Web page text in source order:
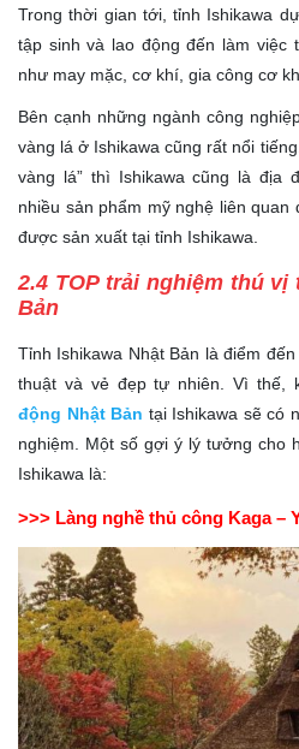
Trong thời gian tới, tỉnh Ishikawa
tập sinh và lao động đến làm việc
như may mặc, cơ khí, gia công cơ
Bên cạnh những ngành công
vàng lá ở Ishikawa cũng rất nổi
vàng lá” thì Ishikawa cũng là địa
nhiều sản phẩm mỹ nghệ liên quan
được sản xuất tại tỉnh Ishikawa.
2.4 TOP trải nghiệm thú
Bản
Tỉnh Ishikawa Nhật Bản là điểm
thuật và vẻ đẹp tự nhiên. Vì thế,
động Nhật Bản tại Ishikawa sẽ có
nghiệm. Một số gợi ý lý tưởng cho
Ishikawa là:
>>> Làng nghề thủ công Kaga –